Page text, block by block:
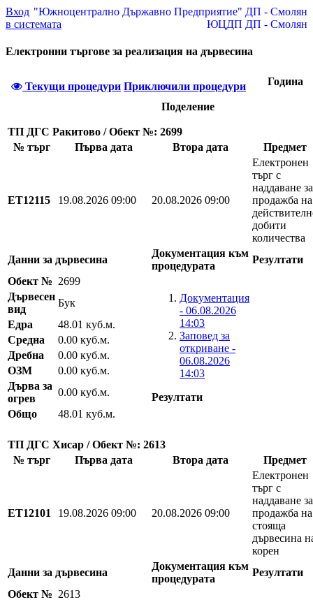
"Южноцентрално Държавно Предприятие" ДП - Смолян
ЮЦДП ДП - Смолян
Вход
в системата
Електронни търгове за реализация на дървесина
Текущи процедури Приключили процедури Година
Поделение
ТП ДГС Ракитово / Обект №: 2699
№ търг
Първа дата Втора дата Предмет
EТ12115 19.08.2026 09:00 20.08.2026 09:00
Електронен
търг с
наддаване за
продажба на
добити
количества
Данни за дървесина
Документация към
процедурата
Резултати
Обект № 2699
Документация
- 06.08.2026
14:03
Заповед за
откриване -
06.08.2026
14:03
Резултати
Дървесен
вид
Бук
Едра
48.01 куб.м.
Средна
0.00 куб.м.
Дребна
0.00 куб.м.
ОЗМ
0.00 куб.м.
Дърва за
огрев
0.00 куб.м.
Общо
48.01 куб.м.
ТП ДГС Хисар / Обект №: 2613
№ търг
Първа дата Втора дата Предмет
EТ12101 19.08.2026 09:00 20.08.2026 09:00
Електронен
търг с
наддаване за
продажба на
стояща
дървесина
корен
Данни за дървесина
Документация към
процедурата
Резултати
Обект № 2613